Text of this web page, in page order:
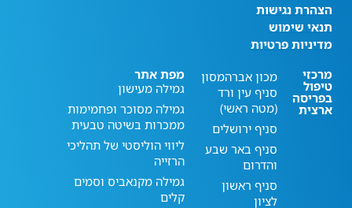
הצהרת נגישות
תנאי שימוש
מדיניות פרטיות
מרכזי
טיפול
בפריסה
ארצית
מכון אברהמסון
סניף עין ורד
(מטה ראשי)
סניף ירושלים
סניף באר שבע
והדרום
סניף ראשון
לציון
מפת אתר
גמילה מעישון
גמילה מסוכר ופחמימות
ממכרות בשיטה טבעית
ליווי הוליסטי של תהליכי
הרזייה
גמילה מקנאביס וסמים
קלים